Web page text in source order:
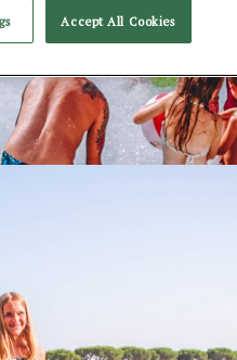
Accept All Cookies